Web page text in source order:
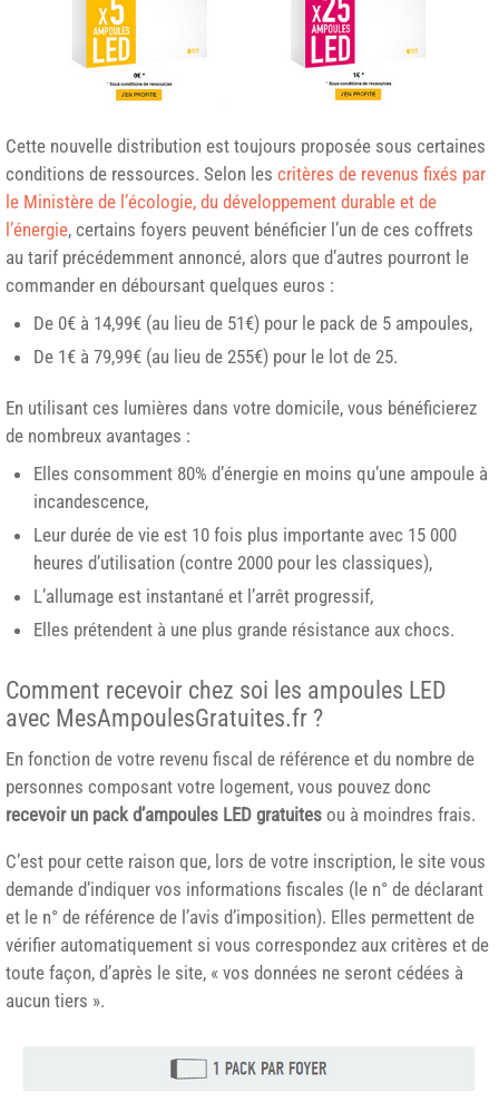
Cette nouvelle distribution est toujours proposée sous certaines
conditions de ressources. Selon les critères de revenus fixés par
le Ministère de l’écologie, du développement durable et de
l’énergie, certains foyers peuvent bénéficier l’un de ces coffrets
au tarif précédemment annoncé, alors que d’autres pourront le
commander en déboursant quelques euros :
De 0€ à 14,99€ (au lieu de 51€) pour le pack de 5 ampoules,
De 1€ à 79,99€ (au lieu de 255€) pour le lot de 25.
En utilisant ces lumières dans votre domicile, vous bénéficierez
de nombreux avantages :
Elles consomment 80% d’énergie en moins qu’une ampoule à
incandescence,
Leur durée de vie est 10 fois plus importante avec 15 000
heures d’utilisation (contre 2000 pour les classiques),
L’allumage est instantané et l’arrêt progressif,
Elles prétendent à une plus grande résistance aux chocs.
Comment recevoir chez soi les ampoules LED
avec MesAmpoulesGratuites.fr ?
En fonction de votre revenu fiscal de référence et du nombre de
personnes composant votre logement, vous pouvez donc
recevoir un pack d’ampoules LED gratuites ou à moindres frais.
C’est pour cette raison que, lors de votre inscription, le site vous
demande d’indiquer vos informations fiscales (le n° de déclarant
et le n° de référence de l’avis d’imposition). Elles permettent de
vérifier automatiquement si vous correspondez aux critères et de
toute façon, d’après le site, « vos données ne seront cédées à
aucun tiers ».